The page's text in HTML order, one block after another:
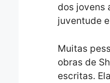
dos jovens
juventude
Muitas
obras de
escritas.